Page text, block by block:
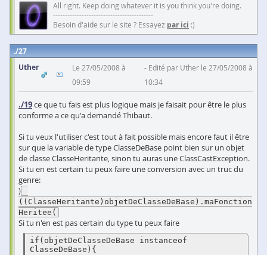
All right. Keep doing whatever it is you think you're doing.
------------------------------------------
Besoin d'aide sur le site ? Essayez par ici :)
27
Uther
Le 27/05/2008 à
09:59
Edité par Uther le 27/05/2008 à
10:34
./19ce que tu fais est plus logique mais je faisait pour être le plus
conforme a ce qu'a demandé Thibaut.
Si tu veux l'utiliser c'est tout à fait possible mais encore faut il être
sur que la variable de type ClasseDeBase point bien sur un objet
de classe ClasseHeritante, sinon tu auras une ClassCastException.
Si tu en est certain tu peux faire une conversion avec un truc du
genre:
)
((ClasseHeritante)objetDeClasseDeBase).maFonction
Heritee(
Si tu n'en est pas certain du type tu peux faire
if(objetDeClasseDeBase instanceof
ClasseDeBase){